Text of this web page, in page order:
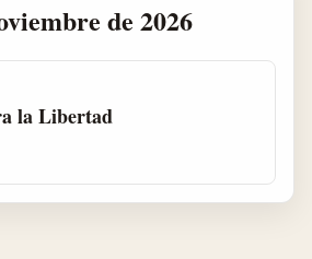
de 2026
la Libertad